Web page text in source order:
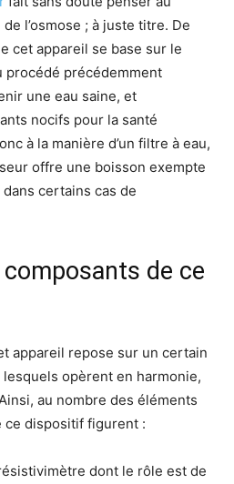
l’osmose ; à juste titre. De
cet appareil se base sur le
procédé précédemment
une eau saine, et
nocifs pour la santé
à la manière d’un filtre à eau,
offre une boisson exempte
certains cas de
de ce
appareil repose sur un certain
opèrent en harmonie,
au nombre des éléments
ce dispositif figurent :
dont le rôle est de